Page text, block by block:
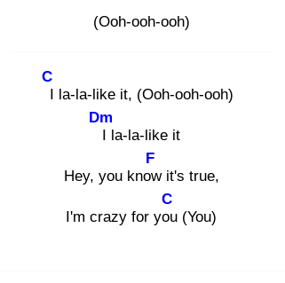
(Ooh-ooh-ooh)
I
C
la-la-like it, (Ooh-ooh-ooh)
I
Dm
la-la-like it
Hey, you know
F
it's true,
I'm crazy for you
C
(You)